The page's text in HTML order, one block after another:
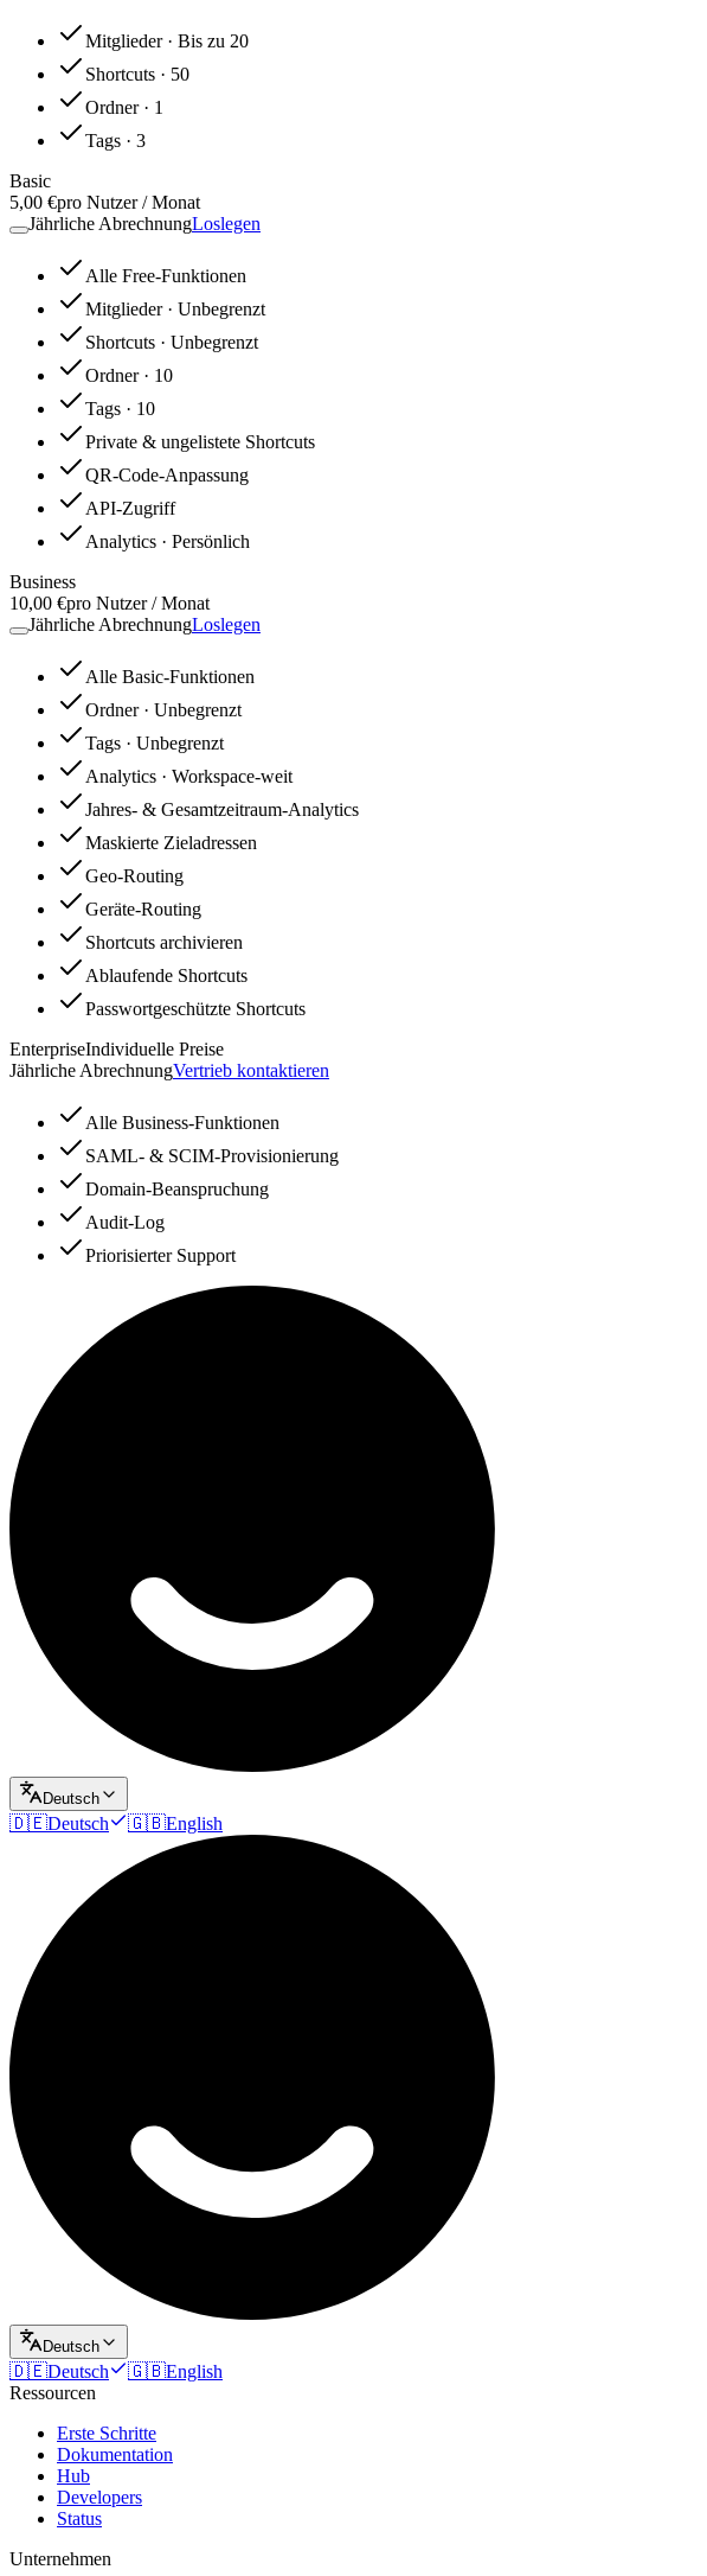
Mitglieder· Bis zu 20
Shortcuts · 50
Ordner· 1
Tags · 3
Basic
5,00 €pro Nutzer / Monat
Jährliche AbrechnungLoslegen
Alle Free-Funktionen
Mitglieder· Unbegrenzt
Shortcuts · Unbegrenzt
Ordner· 10
Tags · 10
Private & ungelistete Shortcuts
QR-Code-Anpassung
API-Zugriff
Analytics · Persönlich
Business
10,00 €pro Nutzer / Monat
Jährliche AbrechnungLoslegen
Alle Basic-Funktionen
Ordner· Unbegrenzt
Tags · Unbegrenzt
Analytics · Workspace-weit
Jahres- & Gesamtzeitraum-Analytics
Maskierte Zieladressen
Geo-Routing
Geräte-Routing
Shortcuts archivieren
Ablaufende Shortcuts
Passwortgeschützte Shortcuts
EnterpriseIndividuelle Preise
Jährliche AbrechnungVertrieb kontaktieren
Alle Business-Funktionen
SAML- & SCIM-Provisionierung
Domain-Beanspruchung
Audit-Log
Priorisierter Support
Deutsch
🇩🇪Deutsch 🇬🇧English
Deutsch
🇩🇪Deutsch 🇬🇧English
Ressourcen
Erste Schritte
Dokumentation
Hub
Developers
Status
Unternehmen